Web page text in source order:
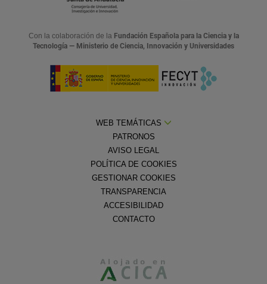
Con la colaboración de la Fundación Española para la Ciencia y la
Tecnología — Ministerio de Ciencia, Innovación y Universidades
WEB TEMÁTICAS
PATRONOS
AVISO LEGAL
POLÍTICA DE COOKIES
GESTIONAR COOKIES
TRANSPARENCIA
ACCESIBILIDAD
CONTACTO